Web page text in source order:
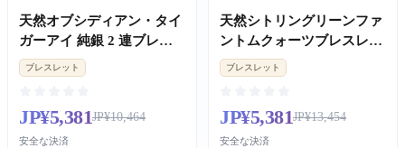
天然オブシディアン・タイ
ガーアイ 純銀 2 連ブレス
レット 金運 バレンタイン
彼氏ギフト
ブレスレット
JP¥5,381JP¥10,464
安全な決済
天然シトリングリーンファ
ントムクォーツブレスレッ
ト 金運 高級男女兼用 誕生
日ギフト
ブレスレット
JP¥5,381JP¥13,454
安全な決済